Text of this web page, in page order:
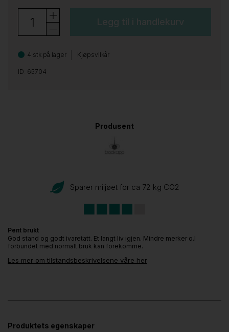
Legg til i handlekurv
4 stk på lager Kjøpsvilkår
ID: 65704
Produsent
Sparer miljøet for ca 72 kg CO2
Pent brukt
God stand og godt ivaretatt. Et langt liv igjen. Mindre merker o.l
forbundet med normalt bruk kan forekomme.
Les mer om tilstandsbeskrivelsene våre her
Produktets egenskaper